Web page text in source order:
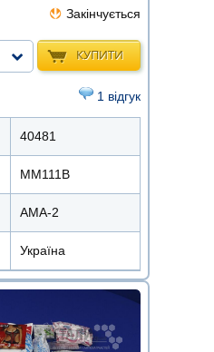
Закінчується
КУПИТИ
1 відгук
40481
ММ111В
АМА-2
Україна